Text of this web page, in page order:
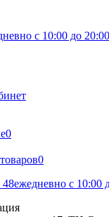
с 10:00 до 20:00
0
0
48ежедневно с 10:00